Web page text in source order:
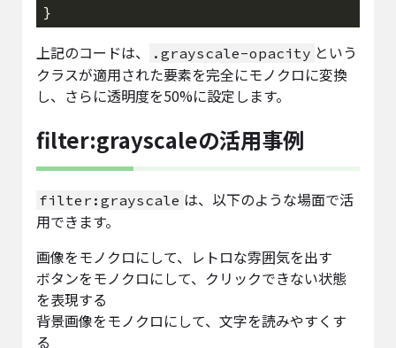
上記のコードは、 .grayscale-opacity という
クラスが適用された要素を完全にモノクロに変換
し、さらに透明度を50%に設定します。
filter:grayscaleの活用事例
filter:grayscale は、以下のような場面で活
用できます。
画像をモノクロにして、レトロな雰囲気を出す
ボタンをモノクロにして、クリックできない状態
を表現する
背景画像をモノクロにして、文字を読みやすくす
る